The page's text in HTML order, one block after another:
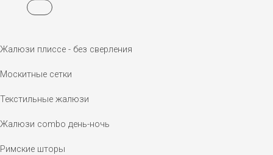
Жалюзи плиссе - без сверления
Москитные сетки
Текстильные жалюзи
Жалюзи combo день-ночь
Римские шторы